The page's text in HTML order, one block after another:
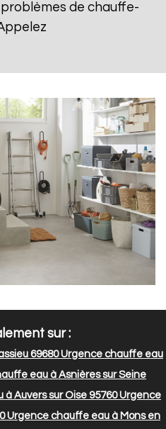
de chauffe-
sur :
69680Urgence chauffe eau
eau à Asnières sur Seine
Auvers sur Oise 95760Urgence
Urgence chauffe eau à Mons en